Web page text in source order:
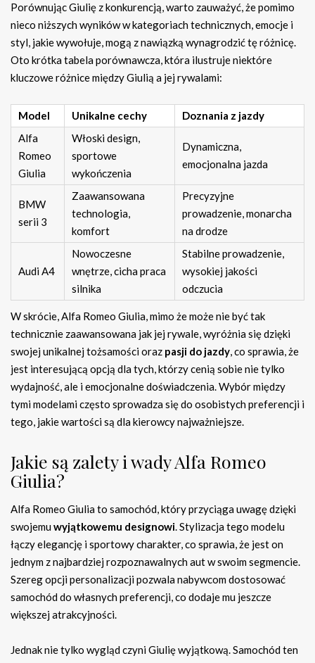
Porównując Giulię z konkurencją, warto zauważyć, że pomimo
nieco niższych wyników w kategoriach technicznych, emocje i
styl, jakie wywołuje, mogą z nawiązką wynagrodzić tę różnicę.
Oto krótka tabela porównawcza, która ilustruje niektóre
kluczowe różnice między Giulią a jej rywalami:
Model Unikalne cechy
Doznania z jazdy
Alfa
Romeo
Giulia
Włoski design,
sportowe
wykończenia
Dynamiczna,
emocjonalna jazda
BMW
serii 3
Zaawansowana
technologia,
komfort
Precyzyjne
prowadzenie, monarcha
na drodze
Audi A4
Nowoczesne
wnętrze, cicha praca
silnika
Stabilne prowadzenie,
wysokiej jakości
odczucia
W skrócie, Alfa Romeo Giulia, mimo że może nie być tak
technicznie zaawansowana jak jej rywale, wyróżnia się dzięki
swojej unikalnej tożsamości oraz pasji do jazdy, co sprawia, że
jest interesującą opcją dla tych, którzy cenią sobie nie tylko
wydajność, ale i emocjonalne doświadczenia. Wybór między
tymi modelami często sprowadza się do osobistych preferencji i
tego, jakie wartości są dla kierowcy najważniejsze.
Jakie są zalety i wady Alfa Romeo
Giulia?
Alfa Romeo Giulia to samochód, który przyciąga uwagę dzięki
swojemuwyjątkowemu designowi. Stylizacja tego modelu
łączy elegancję i sportowy charakter, co sprawia, że jest on
jednym z najbardziej rozpoznawalnych aut w swoim segmencie.
Szereg opcji personalizacji pozwala nabywcom dostosować
samochód do własnych preferencji, co dodaje mu jeszcze
większej atrakcyjności.
Jednak nie tylko wygląd czyni Giulię wyjątkową. Samochód ten